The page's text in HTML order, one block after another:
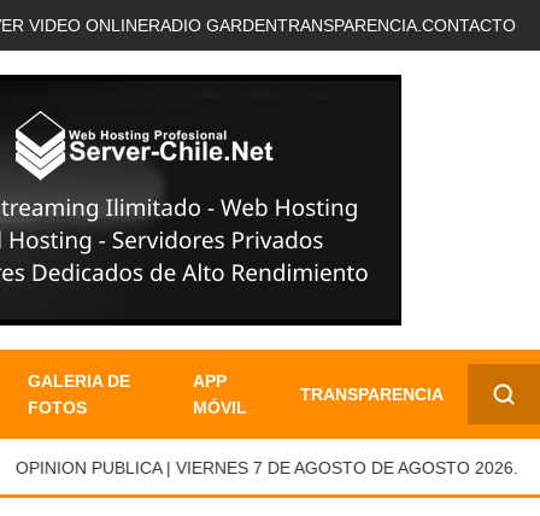
VIDEO ONLINERADIO GARDENTRANSPARENCIA. CONTACTO
GALERIA DE
FOTOS
APP
MÓVIL
TRANSPARENCIA
✕
PUBLICA | VIERNES 7 DE AGOSTO DE AGOSTO 2026.